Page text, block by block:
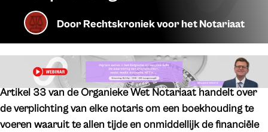
DoorRechtskroniek voor het Notariaat
Artikel 33 van de Organieke Wet Notariaat handelt over
de verplichting van elke notaris om een boekhouding te
voeren waaruit te allen tijde en onmiddellijk de financiële